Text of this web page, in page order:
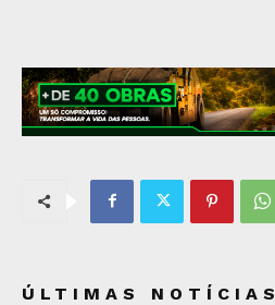
ÚLTIMAS NOTÍCIAS